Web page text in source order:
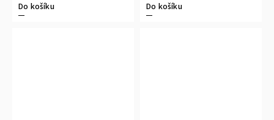
Do košíku Do košíku